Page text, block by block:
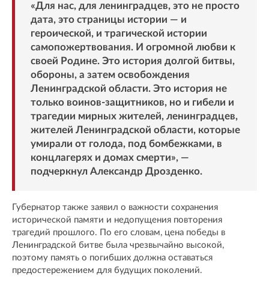
«Для нас, для ленинградцев, это не просто
дата, это страницы истории — и
героической, и трагической истории
самопожертвования. И огромной любви к
своей Родине. Это история долгой битвы,
обороны, а затем освобождения
Ленинградской области. Это история не
только воинов-защитников, но и гибели и
трагедии мирных жителей, ленинградцев,
жителей Ленинградской области, которые
умирали от голода, под бомбежками, в
концлагерях и домах смерти», —
подчеркнул Александр Дрозденко.
Губернатор также заявил о важности сохранения
исторической памяти и недопущения повторения
трагедий прошлого. По его словам, цена победы в
Ленинградской битве была чрезвычайно высокой,
поэтому память о погибших должна оставаться
предостережением для будущих поколений.